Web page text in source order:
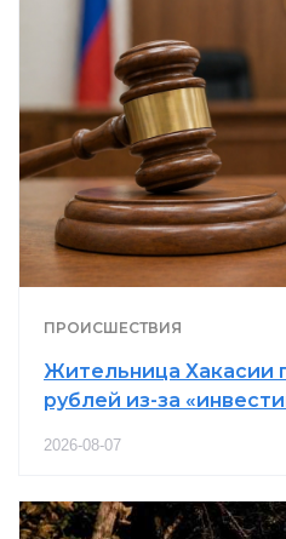
ПРОИСШЕСТВИЯ
Жительница Хакасии
рублей из-за
2026-08-07